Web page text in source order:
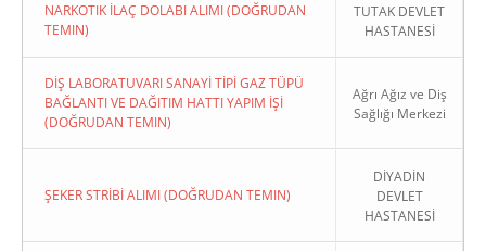
NARKOTIK İLAÇ DOLABI ALIMI (DOĞRUDAN
TEMIN)
TUTAK DEVLET
HASTANESİ
DİŞ LABORATUVARI SANAYİ TİPİ GAZ TÜPÜ
BAĞLANTI VE DAĞITIM HATTI YAPIM İŞİ
(DOĞRUDAN TEMIN)
Ağrı Ağız ve Diş
Sağlığı Merkezi
ŞEKER STRİBİ ALIMI (DOĞRUDAN TEMIN)
DİYADİN
DEVLET
HASTANESİ